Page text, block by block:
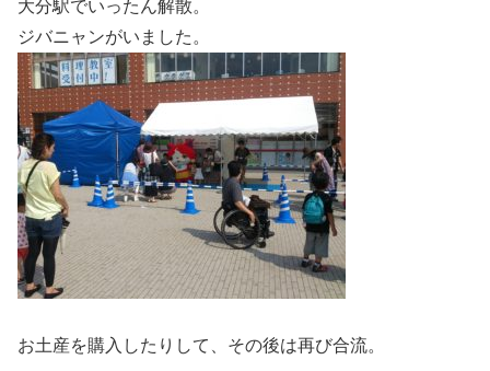
大分駅でいったん解散。
ジバニャンがいました。
お土産を購入したりして、その後は再び合流。